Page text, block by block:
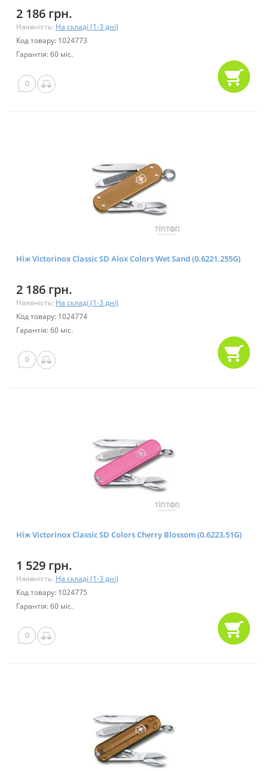
2 186 грн.
Наявність: На складі (1-3 дні)
Код товару: 1024773
Гарантія: 60 міс.
0
Ніж Victorinox Classic SD Alox Colors Wet Sand (0.6221.255G)
2 186 грн.
Наявність: На складі (1-3 дні)
Код товару: 1024774
Гарантія: 60 міс.
0
Ніж Victorinox Classic SD Colors Cherry Blossom (0.6223.51G)
1 529 грн.
Наявність: На складі (1-3 дні)
Код товару: 1024775
Гарантія: 60 міс.
0